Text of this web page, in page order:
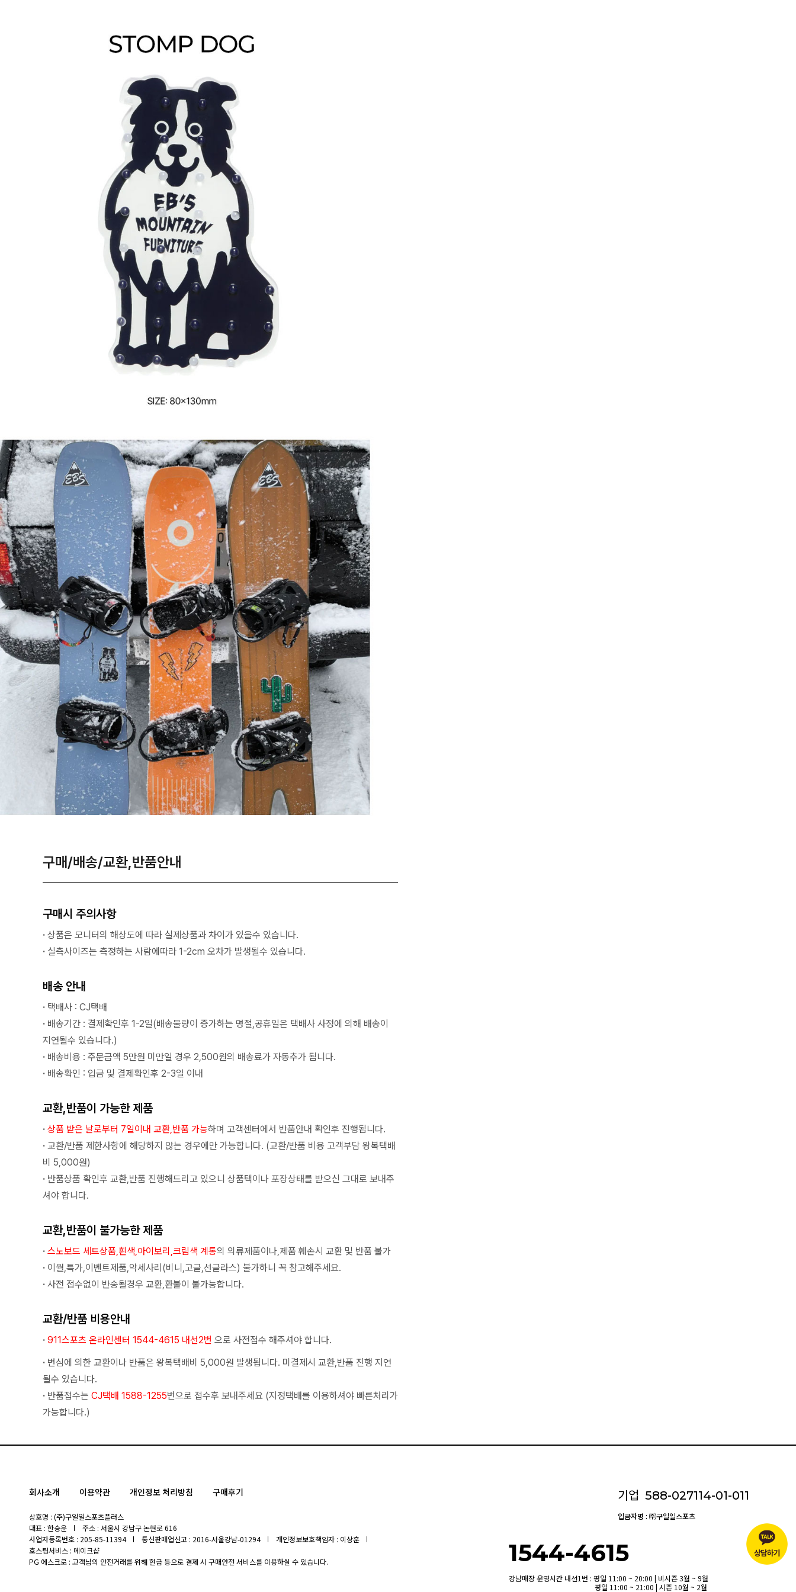
구매/배송/교환,반품안내
구매시 주의사항
· 상품은 모니터의 해상도에 따라 실제상품과 차이가 있을수 있습니다.
· 실측사이즈는 측정하는 사람에따라 1-2cm 오차가 발생될수 있습니다.
배송 안내
· 택배사 : CJ택배
· 배송기간 : 결제확인후 1-2일(배송물량이 증가하는 명절,공휴일은 택배사 사정에 의해 배송이
지연될수 있습니다.)
· 배송비용 : 주문금액 5만원 미만일 경우 2,500원의 배송료가 자동추가 됩니다.
· 배송확인 : 입금 및 결제확인후 2-3일 이내
교환,반품이 가능한 제품
· 상품 받은 날로부터 7일이내 교환,반품 가능하며 고객센터에서 반품안내 확인후 진행됩니다.
· 교환/반품 제한사항에 해당하지 않는 경우에만 가능합니다. (교환/반품 비용 고객부담 왕복택배
비 5,000원)
· 반품상품 확인후 교환,반품 진행해드리고 있으니 상품택이나 포장상태를 받으신 그대로 보내주
셔야 합니다.
교환,반품이 불가능한 제품
· 스노보드 세트상품,흰색,아이보리,크림색 계통의 의류제품이나,제품 훼손시 교환 및 반품 불가
· 이월,특가,이벤트제품,악세사리(비니,고글,선글라스) 불가하니 꼭 참고해주세요.
· 사전 접수없이 반송될경우 교환,환불이 불가능합니다.
교환/반품 비용안내
· 911스포츠 온라인센터 1544-4615 내선2번 으로 사전접수 해주셔야 합니다.
· 변심에 의한 교환이나 반품은 왕복택배비 5,000원 발생됩니다. 미결제시 교환,반품 진행 지연
될수 있습니다.
· 반품접수는 CJ택배 1588-1255번으로 접수후 보내주세요 (지정택배를 이용하셔야 빠른처리가
가능합니다.)
회사소개 이용약관 개인정보 처리방침 구매후기
상호명 : (주)구일일스포츠플러스
대표 : 한승윤
주소 : 서울시 강남구 논현로 616
사업자등록번호 : 205-85-11394
통신판매업신고 : 2016-서울강남-01294
개인정보보호책임자 : 이상훈
호스팅서비스 : 메이크샵
PG 에스크로 : 고객님의 안전거래를 위해 현금 등으로 결제 시 구매안전 서비스를 이용하실 수 있습니다.
기업 588-027114-01-011
입금자명 : ㈜구일일스포츠
1544-4615
강남매장 운영시간 내선1번 : 평일 11:00 ~ 20:00 | 비시즌 3월 ~ 9월
평일 11:00 ~ 21:00 | 시즌 10월 ~ 2월